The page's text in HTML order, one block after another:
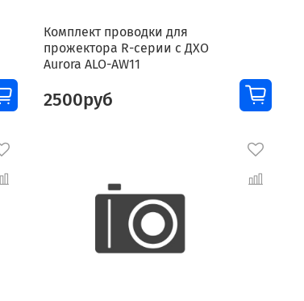
Комплект проводки для
прожектора R-серии с ДХО
Aurora ALO-AW11
2500руб